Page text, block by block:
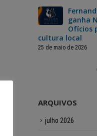
ganha
Ofícios
cultura local
25 de maio de 2026
ARQUIVOS
julho 2026